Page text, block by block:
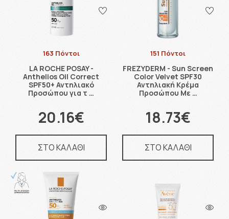
163 Πόντοι
LA ROCHE POSAY -
Anthelios Oil Correct
SPF50+ Αντηλιακό
Προσώπου για τ …
20.16€
ΣΤΟ ΚΑΛΑΘΙ
151 Πόντοι
FREZYDERM - Sun Screen
Color Velvet SPF30
Αντηλιακή Κρέμα
Προσώπου Με …
18.73€
ΣΤΟ ΚΑΛΑΘΙ